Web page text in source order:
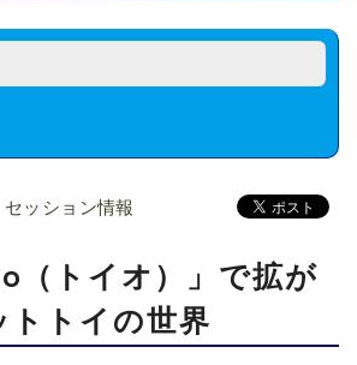
セッション情報
（トイオ）」で拡が
トトイの世界